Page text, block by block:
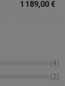
1 189,00 €
(4)
(2)